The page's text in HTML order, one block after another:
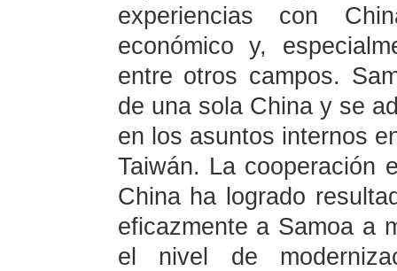
experiencias con
económico y,
entre otros campos.
de una sola China y se
en los asuntos internos
Taiwán. La cooperación
China ha logrado
eficazmente a Samoa a
el nivel de